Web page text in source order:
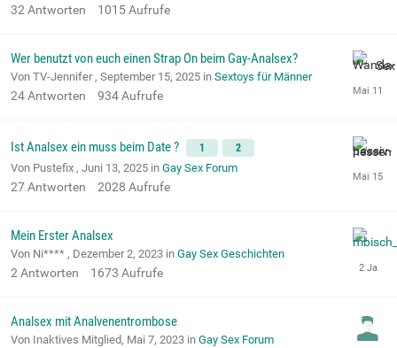
32Antworten 1015Aufrufe
Wer benutzt von euch einen Strap On beim Gay-Analsex?
Von TV-Jennifer , September 15, 2025 in Sextoys für Männer
24Antworten 934Aufrufe
Ist Analsex ein muss beim Date ? 1 2
Von Pustefix , Juni 13, 2025 in Gay Sex Forum
27Antworten 2028 Aufrufe
Mein Erster Analsex
Von Ni**** , Dezember 2, 2023 in Gay Sex Geschichten
2Antworten 1673 Aufrufe
Analsex mit Analvenentrombose
Von Inaktives Mitglied, Mai 7, 2023 in Gay Sex Forum